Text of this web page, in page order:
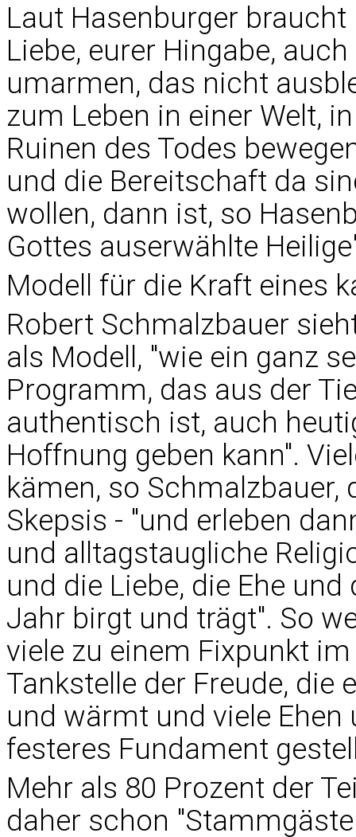
Laut Hasenburger
Liebe, eurer Hingabe,
umarmen, das nicht
zum Leben in einer Welt,
Ruinen des Todes
und die Bereitschaft da
wollen, dann ist, so
Gottes auserwählte
Modell für die Kraft eines
Robert Schmalzbauer
als Modell, "wie ein ganz
Programm, das aus der
authentisch ist, auch
Hoffnung geben kann".
kämen, so
Skepsis - "und erleben
und alltagstaugliche
und die Liebe, die Ehe
Jahr birgt und trägt". So
viele zu einem Fixpunkt
Tankstelle der Freude, die
und wärmt und viele
festeres Fundament
Mehr als 80 Prozent der
daher schon